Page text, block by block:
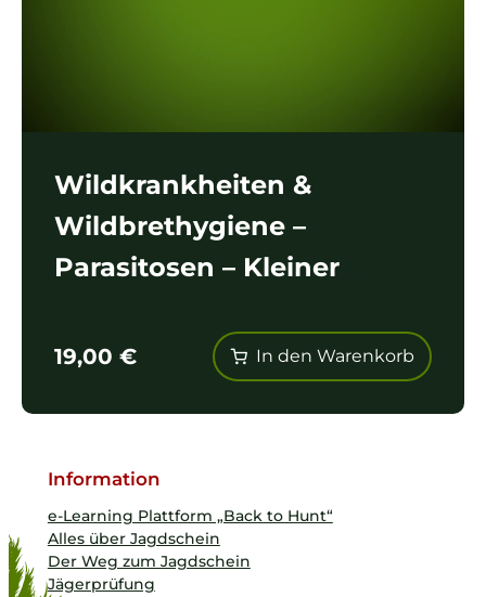
Wildkrankheiten &
Wildbrethygiene –
Parasitosen – Kleiner
19,00 € In den Warenkorb
Information
e-Learning Plattform „Back to Hunt“
Alles über Jagdschein
Der Weg zum Jagdschein
Jägerprüfung